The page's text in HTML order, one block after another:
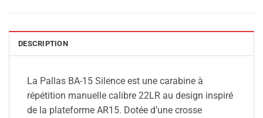
DESCRIPTION
La Pallas BA-15 Silence est une carabine à
répétition manuelle calibre 22LR au design inspiré
de la plateforme AR15. Dotée d’une crosse